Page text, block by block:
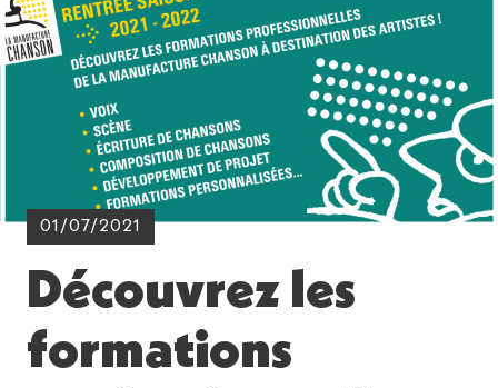
01/07/2021
Découvrez les
formations